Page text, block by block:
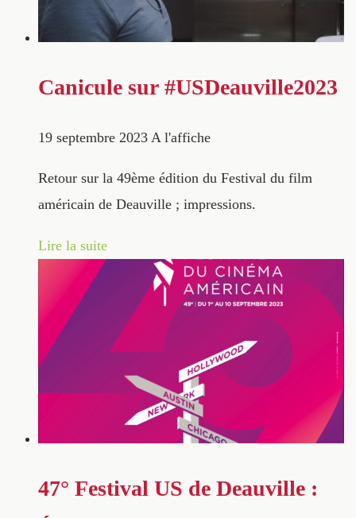
Canicule sur #USDeauville2023
19 septembre 2023 A l'affiche
Retour sur la 49ème édition du Festival du film
américain de Deauville ; impressions.
Lire la suite
47° Festival US de Deauville :